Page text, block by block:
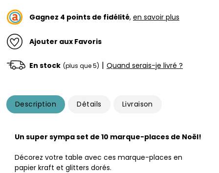
Gagnez 4 points de fidélité, en savoir plus
Ajouter aux Favoris
En stock (plus que 5) | Quand serais-je livré ?
Description Détails Livraison
Un super sympa set de 10 marque-places de Noël!
Décorez votre table avec ces marque-places en
papier kraft et glitters dorés.